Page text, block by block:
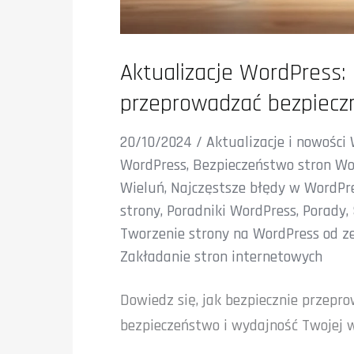
Aktualizacje
przeprowadzać
20/10/2024 / Aktualizacje i nowości
WordPress, Bezpieczeństwo stron
Wieluń, Najczęstsze błędy w
strony, Poradniki WordPress, Porady,
Tworzenie strony na WordPress od
Zakładanie stron internetowych
Dowiedz się, jak bezpiecznie
bezpieczeństwo i wydajność Twojej